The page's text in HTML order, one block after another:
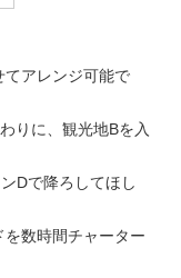
てアレンジ可能で
りに、観光地Bを入
Dで降ろしてほし
を数時間チャーター